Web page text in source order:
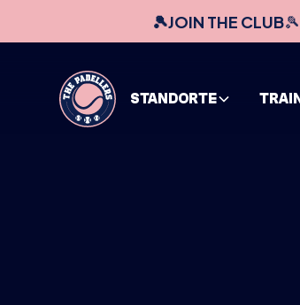
🎾JOIN THE CLUB
STANDORTE